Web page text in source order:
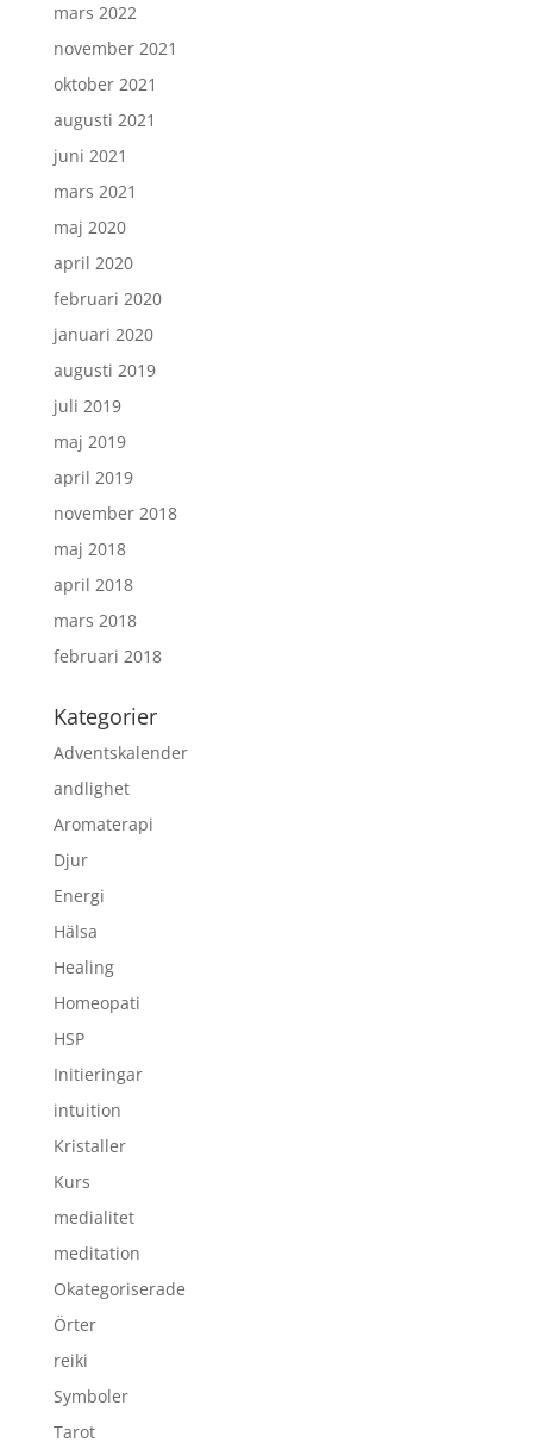
mars 2022
november 2021
oktober 2021
augusti 2021
juni 2021
mars 2021
maj 2020
april 2020
februari 2020
januari 2020
augusti 2019
juli 2019
maj 2019
april 2019
november 2018
maj 2018
april 2018
mars 2018
februari 2018
Kategorier
Adventskalender
andlighet
Aromaterapi
Djur
Energi
Hälsa
Healing
Homeopati
HSP
Initieringar
intuition
Kristaller
Kurs
medialitet
meditation
Okategoriserade
Örter
reiki
Symboler
Tarot